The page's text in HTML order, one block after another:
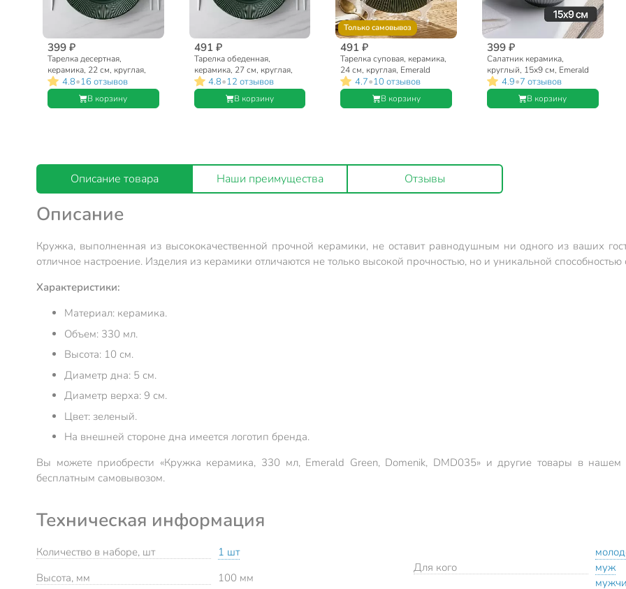
399 ₽
Тарелка десертная,
керамика, 22 см, круглая,
Emerald Green, Domenik,
DMD033
4.8•16 отзывов
В корзину
491 ₽
Тарелка обеденная,
керамика, 27 см, круглая,
Emerald Green, Domenik,
DMD031
4.8•12 отзывов
В корзину
Только самовывоз
491 ₽
Тарелка суповая, керамика,
24 см, круглая, Emerald
Green, Domenik, DMD032
4.7•10 отзывов
В корзину
399 ₽
Салатник керамика,
круглый, 15х9 см, Emerald
Green, Domenik, DMD034
4.9•7 отзывов
В корзину
Описание товара Наши преимущества Отзывы
Описание
Кружка, выполненная из высококачественной прочной керамики, не оставит равнодушным ни одного из ваших
отличное настроение. Изделия из керамики отличаются не только высокой прочностью, но и уникальной
Характеристики:
Материал: керамика.
Объем: 330 мл.
Высота: 10 см.
Диаметр дна: 5 см.
Диаметр верха: 9 см.
Цвет: зеленый.
На внешней стороне дна имеется логотип бренда.
Вы можете приобрести «Кружка керамика, 330 мл, Emerald Green, Domenik, DMD035» и другие товары в
бесплатным самовывозом.
Техническая информация
Количество в наборе, шт
1 шт
Высота, мм
100 мм
Для кого
муж